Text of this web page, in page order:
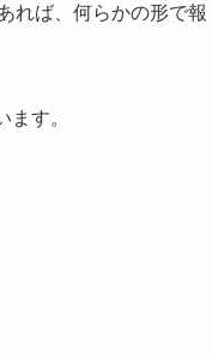
れば、何らかの形で報
す。